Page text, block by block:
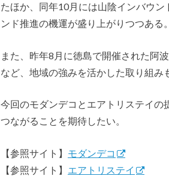
たほか、同年10月には山陰インバウ
ンド推進の機運が盛り上がりつつある。
また、昨年8月に徳島で開催された阿
など、地域の強みを活かした取り組み
今回のモダンデコとエアトリステイの
つながることを期待したい。
【参照サイト】 モダンデコ
【参照サイト】 エアトリステイ